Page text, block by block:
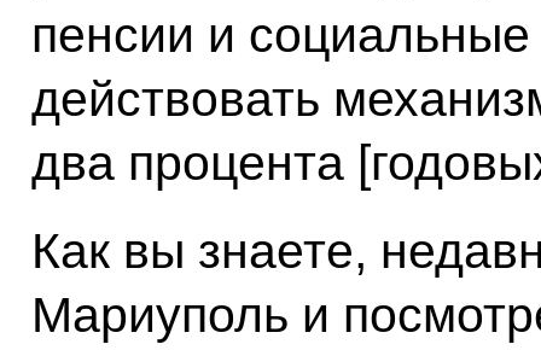
пенсии и
действовать
два процента
Как вы знаете,
Мариуполь и